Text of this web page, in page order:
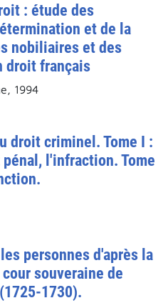
: étude des
et de la
nobiliaires et des
droit français
1994
droit criminel. Tome I :
l'infraction. Tome
personnes d'après la
souveraine de
1730).